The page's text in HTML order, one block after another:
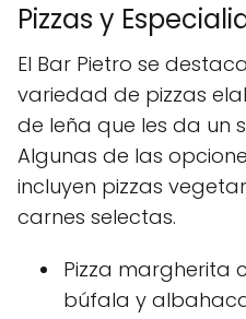
Pizzas y
El Bar Pietro se
variedad de pizzas
de leña que les da un
Algunas de las
incluyen pizzas
carnes selectas.
Pizza margherita
búfala y